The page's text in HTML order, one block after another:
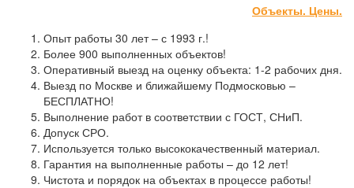
Объекты. Цены.
Опыт работы 30 лет – с 1993 г.!
Более 900 выполненных объектов!
Оперативный выезд на оценку объекта: 1-2 рабочих дня.
Выезд по Москве и ближайшему Подмосковью –
БЕСПЛАТНО!
Выполнение работ в соответствии с ГОСТ, СНиП.
Допуск СРО.
Используется только высококачественный материал.
Гарантия на выполненные работы – до 12 лет!
Чистота и порядок на объектах в процессе работы!